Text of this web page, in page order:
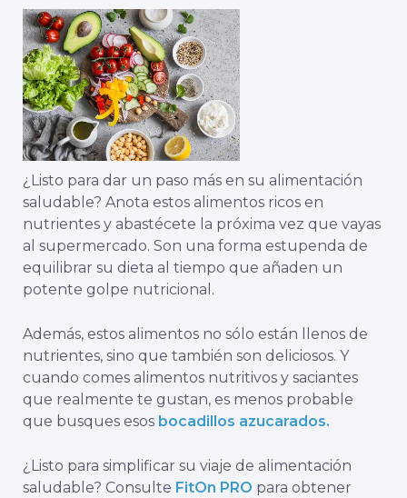
¿Listo para dar un paso más en su alimentación
saludable? Anota estos alimentos ricos en
nutrientes y abastécete la próxima vez que vayas
al supermercado. Son una forma estupenda de
equilibrar su dieta al tiempo que añaden un
potente golpe nutricional.
Además, estos alimentos no sólo están llenos de
nutrientes, sino que también son deliciosos. Y
cuando comes alimentos nutritivos y saciantes
que realmente te gustan, es menos probable
que busques esos bocadillos azucarados.
¿Listo para simplificar su viaje de alimentación
saludable? Consulte FitOn PRO para obtener